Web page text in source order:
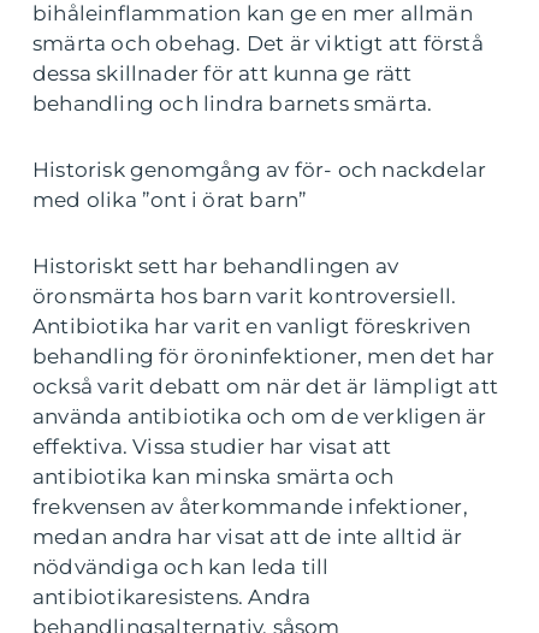
bihåleinflammation kan ge en mer allmän
smärta och obehag. Det är viktigt att förstå
dessa skillnader för att kunna ge rätt
behandling och lindra barnets smärta.
Historisk genomgång av för- och nackdelar
med olika ”ont i örat barn”
Historiskt sett har behandlingen av
öronsmärta hos barn varit kontroversiell.
Antibiotika har varit en vanligt föreskriven
behandling för öroninfektioner, men det har
också varit debatt om när det är lämpligt att
använda antibiotika och om de verkligen är
effektiva. Vissa studier har visat att
antibiotika kan minska smärta och
frekvensen av återkommande infektioner,
medan andra har visat att de inte alltid är
nödvändiga och kan leda till
antibiotikaresistens. Andra
behandlingsalternativ, såsom